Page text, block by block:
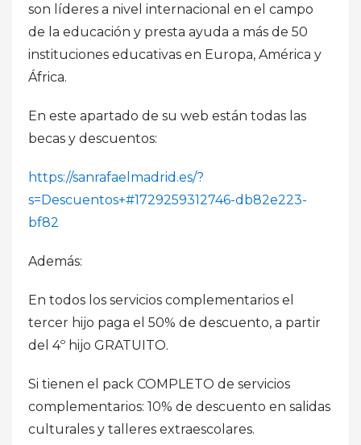
son líderes a nivel internacional en el campo
de la educación y presta ayuda a más de 50
instituciones educativas en Europa, América y
África.
En este apartado de su web están todas las
becas y descuentos:
https://sanrafaelmadrid.es/?
s=Descuentos+#1729259312746-db82e223-
bf82
Además:
En todos los servicios complementarios el
tercer hijo paga el 50% de descuento, a partir
del 4º hijo GRATUITO.
Si tienen el pack COMPLETO de servicios
complementarios: 10% de descuento en salidas
culturales y talleres extraescolares.